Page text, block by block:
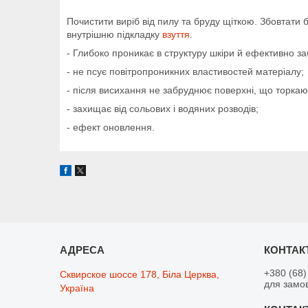
Почистити виріб від пилу та бруду щіткою.
внутрішню підкладку взуття
- Глибоко проникає в структуру шкіри й ефективно
- не псує повітропроникних властивостей матеріалу;
- після висихання не забруднює поверхні, що
- захищає від сольових і водяних розводів;
- ефект оновлення.
Сквирское шоссе 178, Біла Церква,
Україна
+380
для